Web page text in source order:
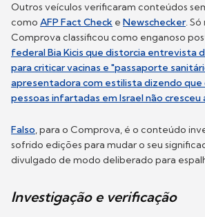
Outros veículos verificaram conteúdos
como AFP Fact Check e Newschecker. Só
Comprova classificou como enganoso
federal Bia Kicis que distorcia entrevista
para criticar vacinas e "passaporte
apresentadora com estilista dizendo que
pessoas infartadas em Israel não cresceu
Falso, para o Comprova, é o conteúdo
sofrido edições para mudar o seu
divulgado de modo deliberado para
Investigação e verificação